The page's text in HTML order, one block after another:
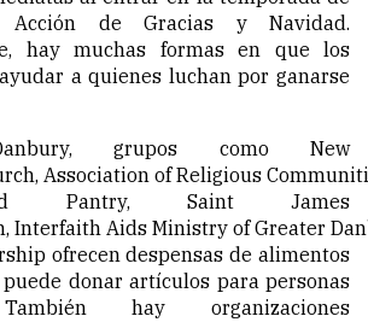
Acción de Gracias y Navidad.
hay muchas formas en que los
a quienes luchan por ganarse
grupos como New
Association of Religious
Pantry, Saint James
Interfaith Aids Ministry of Greater
ofrecen despensas de alimentos
donar artículos para personas
hay organizaciones